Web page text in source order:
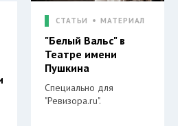
СТАТЬИ МАТЕРИАЛ
"Белый Вальс" в
Театре имени
Пушкина
Специально для
"Ревизора.ru".